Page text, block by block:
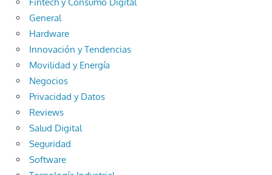
General
Hardware
Innovación y Tendencias
Movilidad y Energía
Negocios
Privacidad y Datos
Reviews
Salud Digital
Seguridad
Software